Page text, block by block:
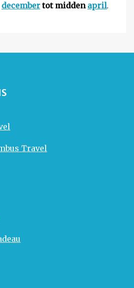
decembertot midden april.
Travel